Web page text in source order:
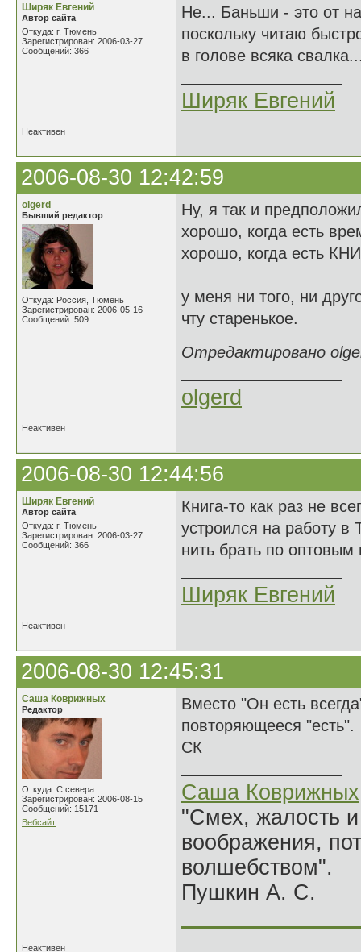
Ширяк Евгений
Автор сайта
Откуда: г. Тюмень
Зарегистрирован: 2006-03-27
Сообщений: 366
Не... Баньши - это от
поскольку читаю
в голове всяка
Ширяк Евгений
Неактивен
2006-08-30 12:42:59
olgerd
Бывший редактор
Откуда: Россия, Тюмень
Зарегистрирован: 2006-05-16
Сообщений: 509
Ну, я так и
хорошо, когда есть
хорошо, когда есть
у меня ни того, ни
чту старенькое.
Отредактировано
olgerd
Неактивен
2006-08-30 12:44:56
Ширяк Евгений
Автор сайта
Откуда: г. Тюмень
Зарегистрирован: 2006-03-27
Сообщений: 366
Книга-то как раз не
устроился на работу в
нить брать по
Ширяк Евгений
Неактивен
2006-08-30 12:45:31
Саша Коврижных
Редактор
Откуда: С севера.
Зарегистрирован: 2006-08-15
Сообщений: 15171
Вебсайт
Вместо "Он есть
повторяющееся "есть".
СК
Саша Коврижных
"Смех, жалость
воображения,
волшебством".
Пушкин А. С.
Неактивен